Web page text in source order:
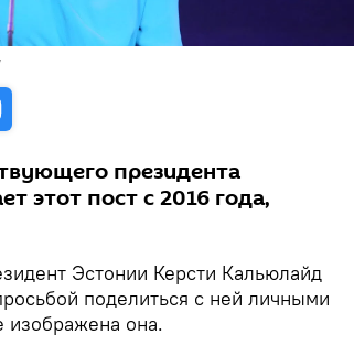
президента
этот пост с 2016 года,
Эстонии Керсти Кальюлайд
поделиться с ней личными
изображена она.